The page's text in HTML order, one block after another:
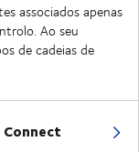
associados apenas
Ao seu
de cadeias de
Connect